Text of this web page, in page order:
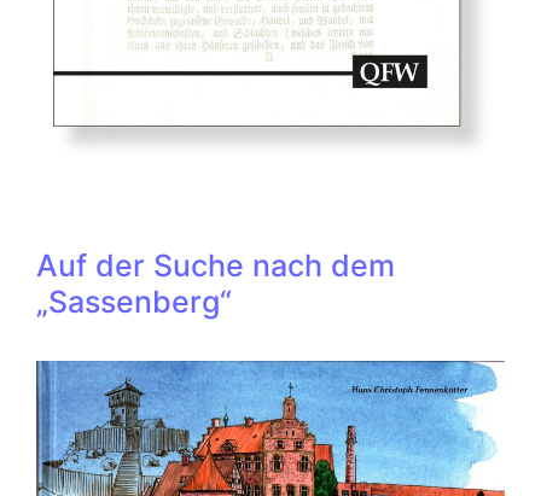
Auf der Suche nach dem
„Sassenberg“